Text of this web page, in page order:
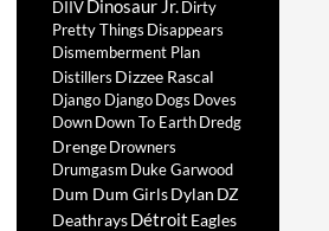
DIIVDinosaur Jr.Dirty
Pretty Things Disappears
Dismemberment Plan
Distillers Dizzee Rascal
Django DjangoDogs Doves
DownDown To EarthDredg
DrengeDrowners
Drumgasm Duke Garwood
Dum Dum GirlsDylan DZ
DeathraysDétroit Eagles